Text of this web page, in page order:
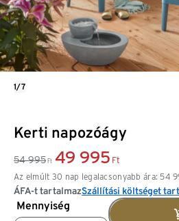
Kerti napozóágy
54 995 Ft 49 995 Ft
Az elmúlt 30 nap legalacsonyabb ára: 54
ÁFA-t tartalmazSzállítási költséget
Mennyiség
1/7